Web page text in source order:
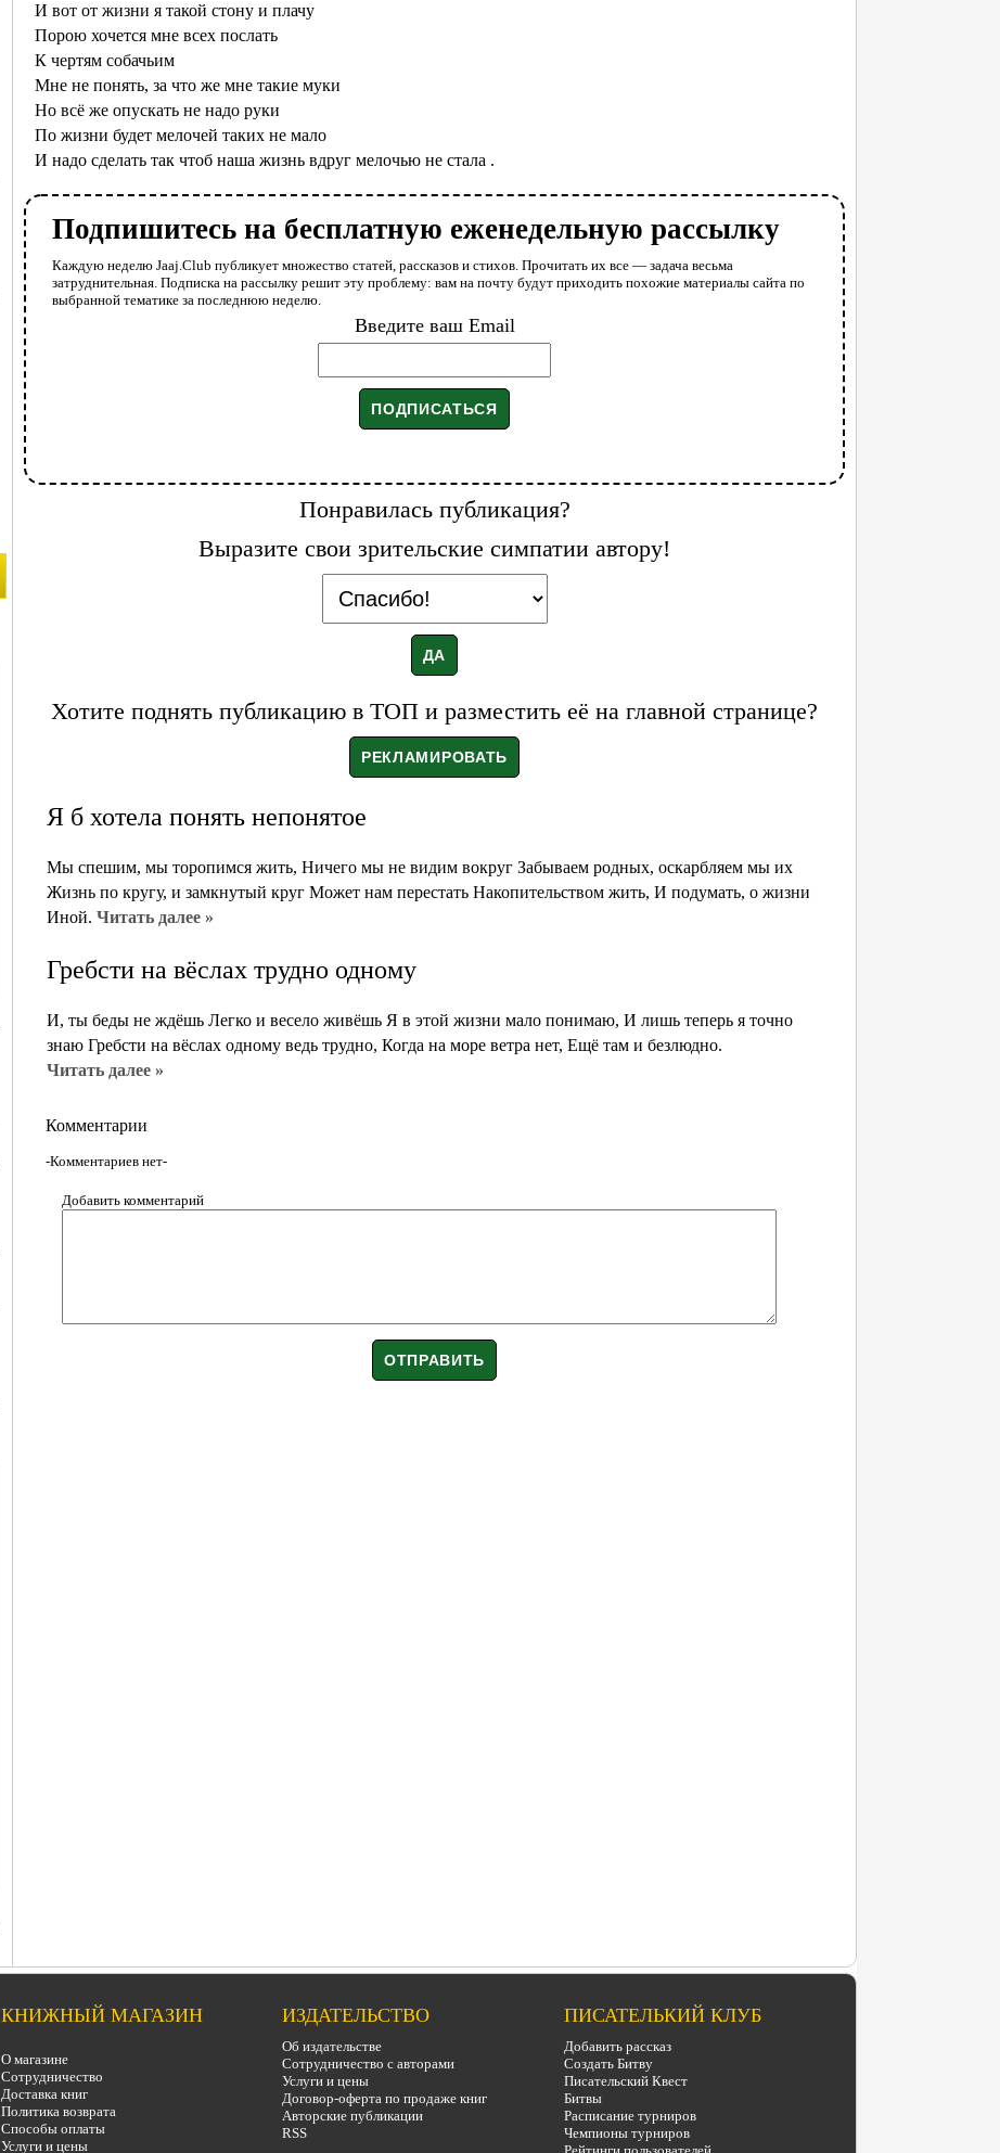
И вот от жизни я такой стону и плачу
Порою хочется мне всех послать
К чертям собачьим
Мне не понять, за что же мне такие муки
Но всё же опускать не надо руки
По жизни будет мелочей таких не мало
И надо сделать так чтоб наша жизнь вдруг мелочью не стала .
Подпишитесь на бесплатную еженедельную рассылку
Каждую неделю Jaaj.Club публикует множество статей, рассказов и стихов. Прочитать их все — задача весьма
затруднительная. Подписка на рассылку решит эту проблему: вам на почту будут приходить похожие материалы сайта по
выбранной тематике за последнюю неделю.
Введите ваш Email
Понравилась публикация?
Выразите свои зрительские симпатии автору!
Хотите поднять публикацию в ТОП и разместить её на главной странице?
Я б хотела понять непонятое
Мы спешим, мы торопимся жить, Ничего мы не видим вокруг Забываем родных, оскарбляем мы их
Жизнь по кругу, и замкнутый круг Может нам перестать Накопительством жить, И подумать, о жизни
Иной. Читать далее »
Гребсти на вёслах трудно одному
И, ты беды не ждёшь Легко и весело живёшь Я в этой жизни мало понимаю, И лишь теперь я точно
знаю Гребсти на вёслах одному ведь трудно, Когда на море ветра нет, Ещё там и безлюдно.
Читать далее »
Комментарии
-Комментариев нет-
Добавить комментарий
КНИЖНЫЙ МАГАЗИН
О магазине
Сотрудничество
Доставка книг
Политика возврата
Способы оплаты
Услуги и цены
ИЗДАТЕЛЬСТВО
Об издательстве
Сотрудничество с авторами
Услуги и цены
Договор-оферта по продаже книг
Авторские публикации
RSS
ПИСАТЕЛЬКИЙ КЛУБ
Добавить рассказ
Создать Битву
Писательский Квест
Битвы
Расписание турниров
Чемпионы турниров